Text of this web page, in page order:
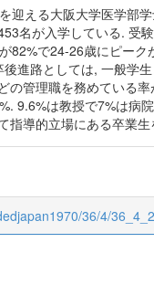
迎える大阪大学医学部
名が入学している. 受
82%で24-26歳にピー
進路としては, 一般学
の管理職を務めている
9.6%は教授で7%は病
指導的立場にある卒業
36/4/